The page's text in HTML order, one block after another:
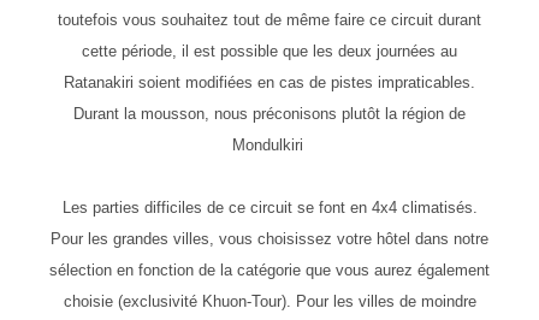
toutefois vous souhaitez tout de même faire ce circuit durant
cette période, il est possible que les deux journées au
Ratanakiri soient modifiées en cas de pistes impraticables.
Durant la mousson, nous préconisons plutôt la région de
Mondulkiri
Les parties difficiles de ce circuit se font en 4x4 climatisés.
Pour les grandes villes, vous choisissez votre hôtel dans notre
sélection en fonction de la catégorie que vous aurez également
choisie (exclusivité Khuon-Tour). Pour les villes de moindre